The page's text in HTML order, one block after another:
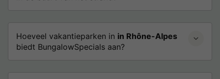
Hoeveel vakantieparken in in Rhône-Alpes
biedt BungalowSpecials aan?